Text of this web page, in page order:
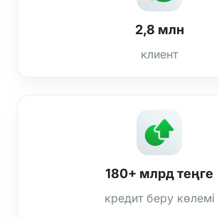
2,8 млн
клиент
180+ млрд теңге
кредит беру көлемі